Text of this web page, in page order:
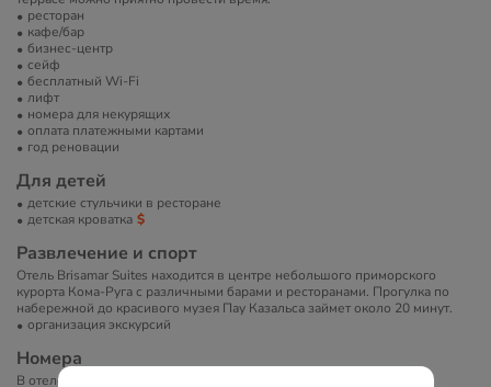
ресторан
кафе/бар
бизнес-центр
сейф
бесплатный Wi-Fi
лифт
номера для некурящих
оплата платежными картами
год реновации
Для детей
детские стульчики в ресторане
детская кроватка
Развлечение и спорт
Отель Brisamar Suites находится в центре небольшого приморского
курорта Кома-Руга с различными барами и ресторанами. Прогулка по
набережной до красивого музея Пау Казальса займет около 20 минут.
организация экскурсий
Номера
В отеле 100 номеров.